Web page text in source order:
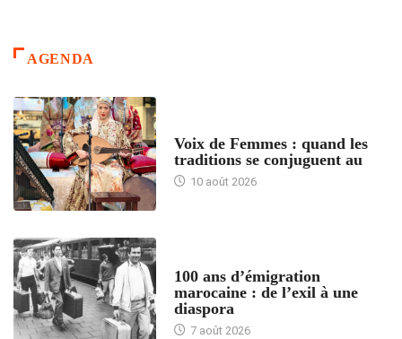
AGENDA
Voix de Femmes : quand les
traditions se conjuguent au
10 août 2026
100 ans d’émigration
marocaine : de l’exil à une
diaspora
7 août 2026